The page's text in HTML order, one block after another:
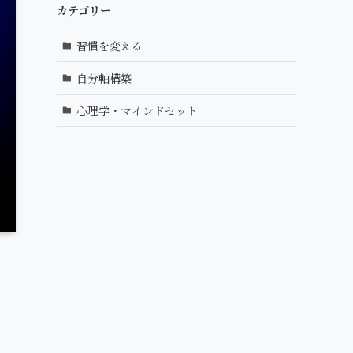
カテゴリー
習慣を変える
自分軸構築
心理学・マインドセット